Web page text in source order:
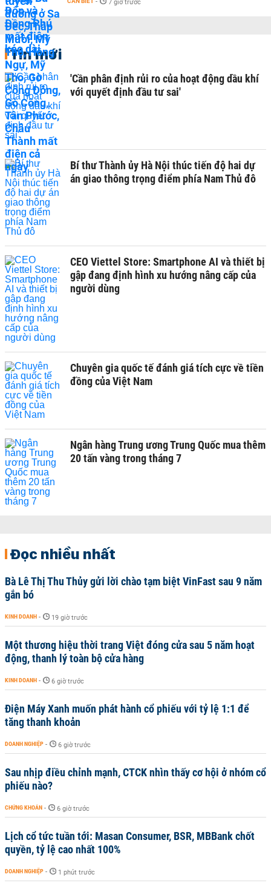
7 giờ trước
Tin mới
'Cần phân định rủi ro của hoạt động dầu khí
với quyết định đầu tư sai'
Bí thư Thành ủy Hà Nội thúc tiến độ hai dự
án giao thông trọng điểm phía Nam Thủ đô
CEO Viettel Store: Smartphone AI và thiết bị
gập đang định hình xu hướng nâng cấp của
người dùng
Chuyên gia quốc tế đánh giá tích cực về tiền
đồng của Việt Nam
Ngân hàng Trung ương Trung Quốc mua thêm
20 tấn vàng trong tháng 7
Đọc nhiều nhất
Bà Lê Thị Thu Thủy gửi lời chào tạm biệt VinFast sau 9 năm
gắn bó
KINH DOANH - 19 giờ trước
Một thương hiệu thời trang Việt đóng cửa sau 5 năm hoạt
động, thanh lý toàn bộ cửa hàng
KINH DOANH - 6 giờ trước
Điện Máy Xanh muốn phát hành cổ phiếu với tỷ lệ 1:1 để
tăng thanh khoản
DOANH NGHIỆP - 6 giờ trước
Sau nhịp điều chỉnh mạnh, CTCK nhìn thấy cơ hội ở nhóm cổ
phiếu nào?
CHỨNG KHOÁN - 6 giờ trước
Lịch cổ tức tuần tới: Masan Consumer, BSR, MBBank chốt
quyền, tỷ lệ cao nhất 100%
DOANH NGHIỆP - 1 phút trước